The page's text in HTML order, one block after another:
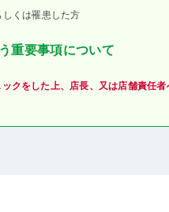
くは罹患した方
重要事項について
クをした上、店長、又は店舗責任者